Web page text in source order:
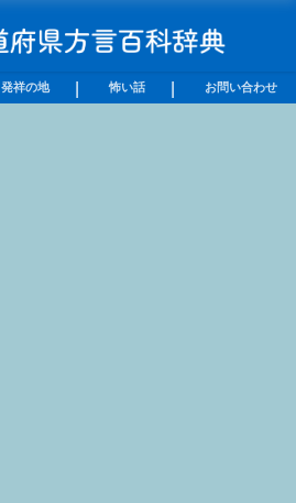
発祥の地 怖い話 お問い合わせ